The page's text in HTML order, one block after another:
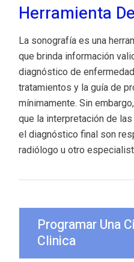
Herramienta
La sonografía es una
que brinda información
diagnóstico de
tratamientos y la guía de
mínimamente. Sin
que la interpretación de
el diagnóstico final son
radiólogo u otro
Programar Una
Clinica